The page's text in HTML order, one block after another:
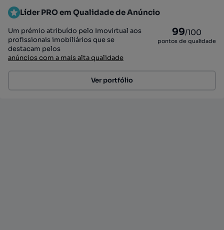
Líder PRO em Qualidade de Anúncio
Um prémio atribuído pelo Imovirtual aos
profissionais imobiliários que se
destacam pelos
anúncios com a mais alta qualidade
99/100
pontos de qualidade
Ver portfólio